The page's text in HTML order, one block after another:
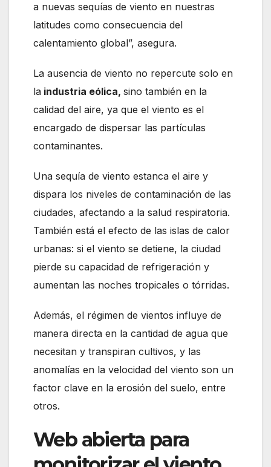
a nuevas sequías de viento en nuestras
latitudes como consecuencia del
calentamiento global”, asegura.
La ausencia de viento no repercute solo en
la industria eólica, sino también en la
calidad del aire, ya que el viento es el
encargado de dispersar las partículas
contaminantes.
Una sequía de viento estanca el aire y
dispara los niveles de contaminación de las
ciudades, afectando a la salud respiratoria.
También está el efecto de las islas de calor
urbanas: si el viento se detiene, la ciudad
pierde su capacidad de refrigeración y
aumentan las noches tropicales o tórridas.
Además, el régimen de vientos influye de
manera directa en la cantidad de agua que
necesitan y transpiran cultivos, y las
anomalías en la velocidad del viento son un
factor clave en la erosión del suelo, entre
otros.
Web abierta para